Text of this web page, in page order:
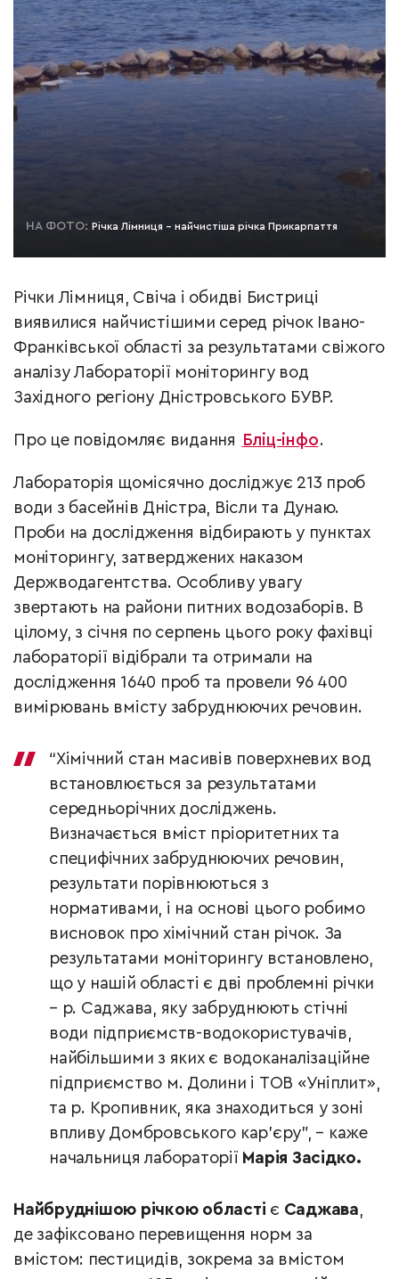
НА ФОТО: Річка Лімниця - найчистіша річка Прикарпаття
Річки Лімниця, Свіча і обидві Бистриці
виявилися найчистішими серед річок Івано-
Франківської області за результатами свіжого
аналізу Лабораторії моніторингу вод
Західного регіону Дністровського БУВР.
Про це повідомляє видання Бліц-інфо.
Лабораторія щомісячно досліджує 213 проб
води з басейнів Дністра, Вісли та Дунаю.
Проби на дослідження відбирають у пунктах
моніторингу, затверджених наказом
Держводагентства. Особливу увагу
звертають на райони питних водозаборів. В
цілому, з січня по серпень цього року фахівці
лабораторії відібрали та отримали на
дослідження 1640 проб та провели 96 400
вимірювань вмісту забруднюючих речовин.
“Хімічний стан масивів поверхневих вод
встановлюється за результатами
середньорічних досліджень.
Визначається вміст пріоритетних та
специфічних забруднюючих речовин,
результати порівнюються з
нормативами, і на основі цього робимо
висновок про хімічний стан річок. За
результатами моніторингу встановлено,
що у нашій області є дві проблемні річки
– р. Саджава, яку забруднюють стічні
води підприємств-водокористувачів,
найбільшими з яких є водоканалізаційне
підприємство м. Долини і ТОВ «Уніплит»,
та р. Кропивник, яка знаходиться у зоні
впливу Домбровського кар’єру”, – каже
начальниця лабораторії Марія Засідко.
Найбруднішою річкою області є Саджава,
де зафіксовано перевищення норм за
вмістом: пестицидів, зокрема за вмістом